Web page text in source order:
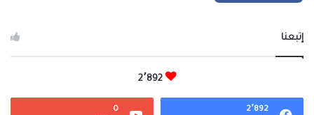
إتبعنا
2٬892
2٬892 0